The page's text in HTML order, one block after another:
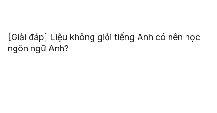
[Giải đáp] Liệu không giỏi tiếng Anh có nên học
ngôn ngữ Anh?